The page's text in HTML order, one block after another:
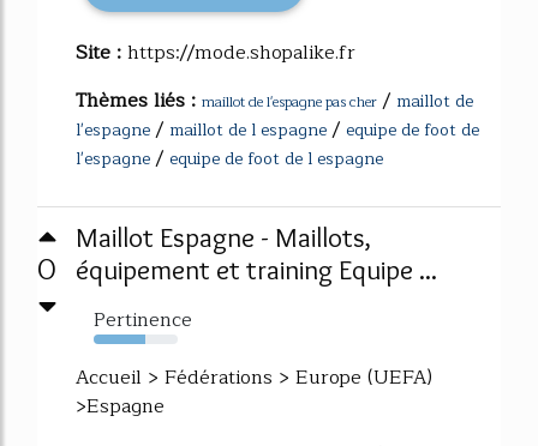
Site :https://mode.shopalike.fr
Thèmes liés : maillot de l'espagne pas cher / maillot de
l'espagne/ maillot de l espagne/ equipe de foot de
l'espagne/ equipe de foot de l espagne
0
Maillot Espagne - Maillots,
équipement et training Equipe ...
Pertinence
62%
Accueil > Fédérations > Europe (UEFA)
>Espagne